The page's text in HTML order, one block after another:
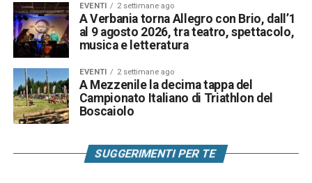
EVENTI 2 settimane ago
A Verbania torna Allegro con Brio, dall’1
al 9 agosto 2026, tra teatro, spettacolo,
musica e letteratura
EVENTI 2 settimane ago
A Mezzenile la decima tappa del
Campionato Italiano di Triathlon del
Boscaiolo
SUGGERIMENTI PER TE